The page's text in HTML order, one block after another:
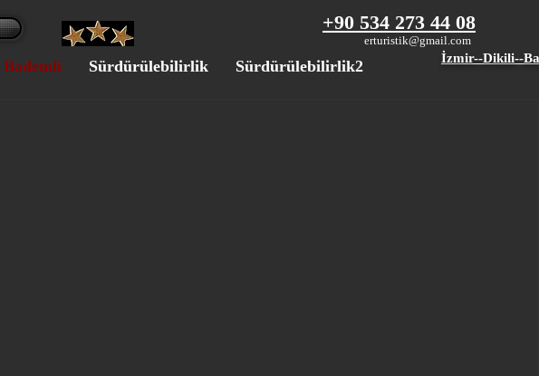
+90 534 273 44 08
erturistik@gmail.com
İzmir--Dikili--
Bademli Sürdürülebilirlik Sürdürülebilirlik2